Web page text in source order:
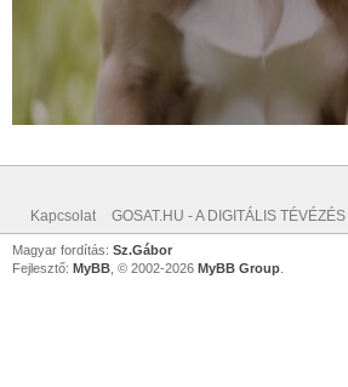
Kapcsolat GOSAT.HU - A DIGITÁLIS
Magyar fordítás: Sz.Gábor
Fejlesztő: MyBB , © 2002-2026 MyBB Group